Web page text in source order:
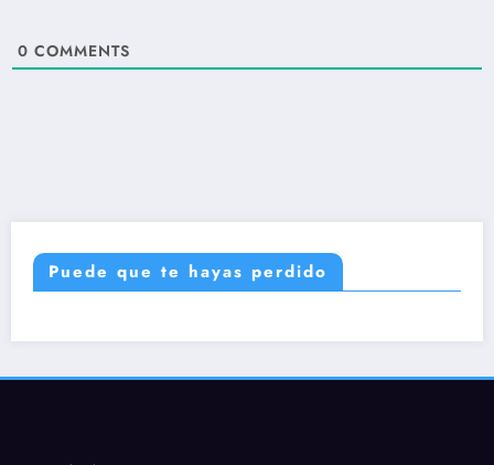
0 COMMENTS
Puede que te hayas perdido